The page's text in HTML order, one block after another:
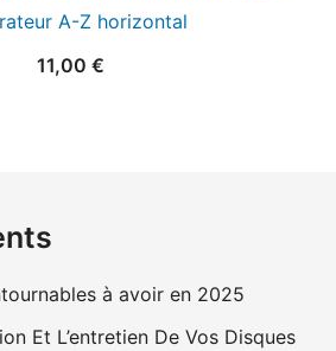
A-Z horizontal
11,00 €
à avoir en 2025
Et L’entretien De Vos Disques